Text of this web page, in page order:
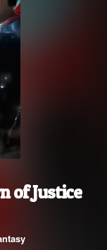
of Justice